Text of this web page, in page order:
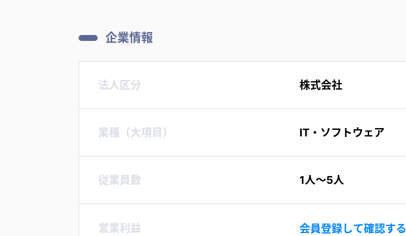
企業情報
法人区分 株式会社
業種（大項目） IT・ソフトウェア
従業員数 1人〜5人
営業利益 会員登録して確認する